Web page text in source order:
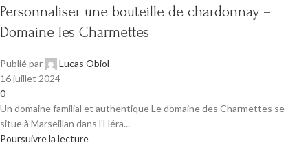
Personnaliser une bouteille de chardonnay –
Domaine les Charmettes
Publié par
Lucas Obiol
16 juillet 2024
0
Un domaine familial et authentique Le domaine des Charmettes se
situe à Marseillan dans l’Héra...
Poursuivre la lecture